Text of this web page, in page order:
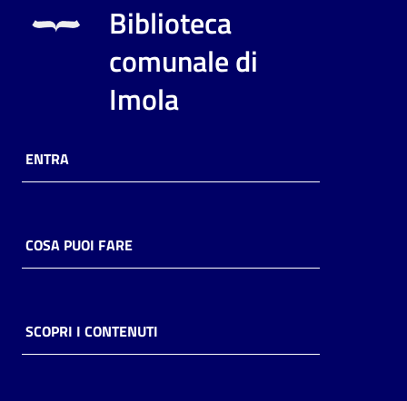
Risorse
online
Casa
Piani
Biblioteca
comunale di
Imola
ENTRA
COSA PUOI FARE
SCOPRI I CONTENUTI